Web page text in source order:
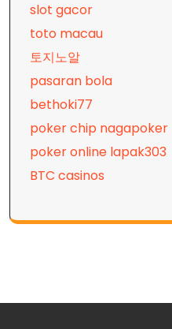
slot gacor
toto macau
토지노알
pasaran bola
bethoki77
poker chip nagapoker
poker online lapak303
BTC casinos